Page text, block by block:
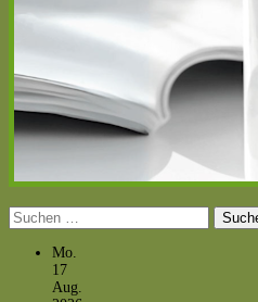
Suchen
nach:
Mo.
17
Aug.